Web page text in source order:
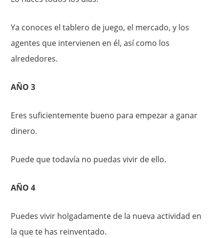
Ya conoces el tablero de juego, el mercado, y los
agentes que intervienen en él, así como los
alrededores.
AÑO 3
Eres suficientemente bueno para empezar a ganar
dinero.
Puede que todavía no puedas vivir de ello.
AÑO 4
Puedes vivir holgadamente de la nueva actividad en
la que te has reinventado.